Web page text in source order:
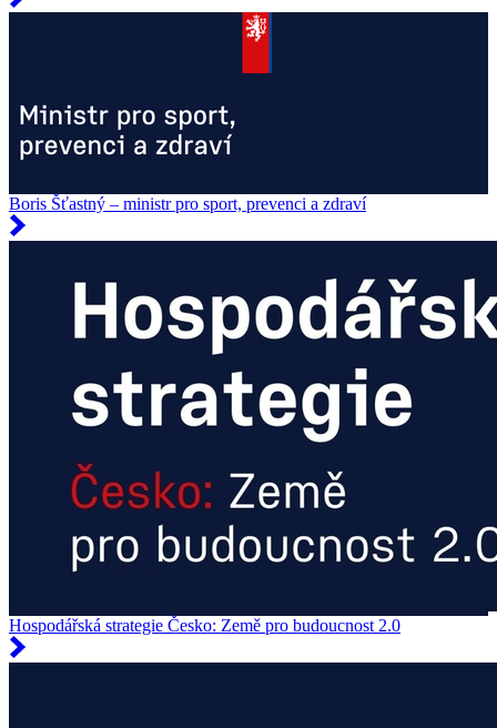
Boris Šťastný – ministr pro sport, prevenci a zdraví
Hospodářská strategie Česko: Země pro budoucnost 2.0